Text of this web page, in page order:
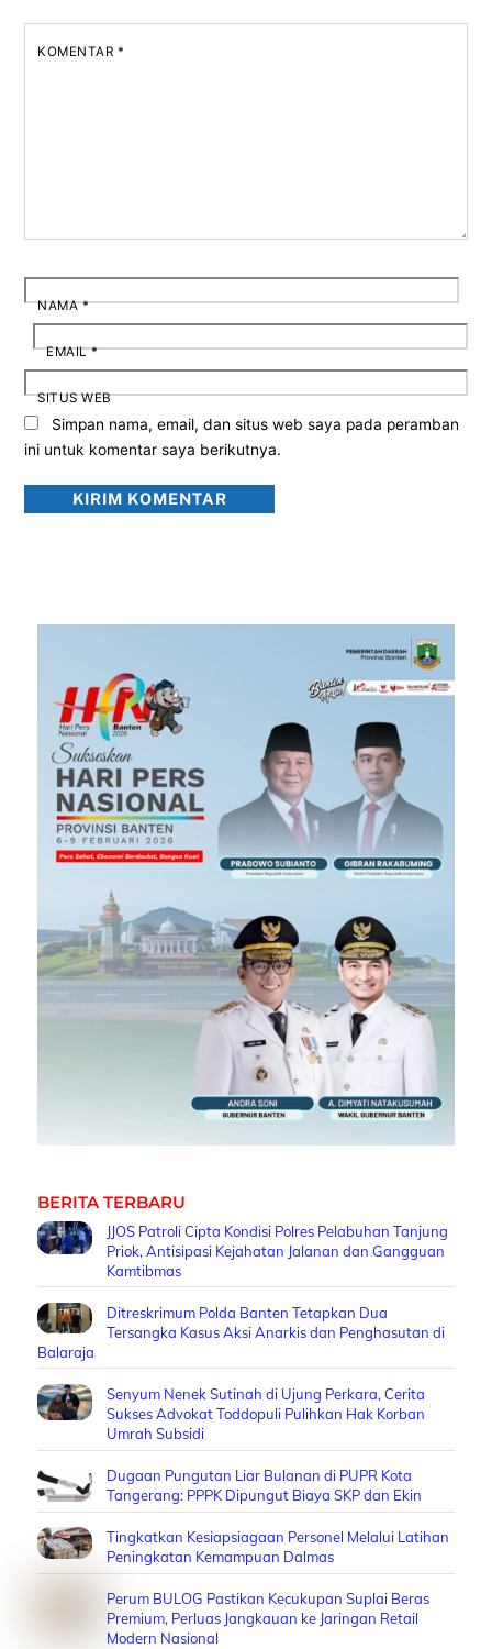
KOMENTAR *
NAMA*
EMAIL*
SITUS WEB
Simpan nama, email, dan situs web saya pada peramban
ini untuk komentar saya berikutnya.
BERITA TERBARU
JJOS Patroli Cipta Kondisi Polres Pelabuhan Tanjung
Priok, Antisipasi Kejahatan Jalanan dan Gangguan
Kamtibmas
Ditreskrimum Polda Banten Tetapkan Dua
Tersangka Kasus Aksi Anarkis dan Penghasutan di
Balaraja
Senyum Nenek Sutinah di Ujung Perkara, Cerita
Sukses Advokat Toddopuli Pulihkan Hak Korban
Umrah Subsidi
Dugaan Pungutan Liar Bulanan di PUPR Kota
Tangerang: PPPK Dipungut Biaya SKP dan Ekin
Tingkatkan Kesiapsiagaan Personel Melalui Latihan
Peningkatan Kemampuan Dalmas
Perum BULOG Pastikan Kecukupan Suplai Beras
Premium, Perluas Jangkauan ke Jaringan Retail
Modern Nasional